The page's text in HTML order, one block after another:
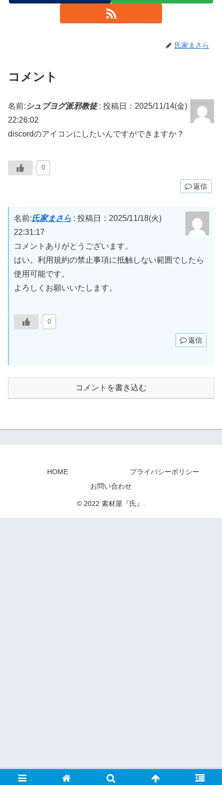
氏家まさら
コメント
名前: シュブヨグ派邪教徒: 投稿日：2025/11/14(金)
22:26:02
discordのアイコンにしたいんですができますか？
0
返信
名前:氏家まさら : 投稿日：2025/11/18(火)
22:31:17
コメントありがとうございます。
はい。利用規約の禁止事項に抵触しない範囲でしたら
使用可能です。
よろしくお願いいたします。
0
返信
コメントを書き込む
HOME
プライバシーポリシー
お問い合わせ
© 2022 素材屋『氏』.